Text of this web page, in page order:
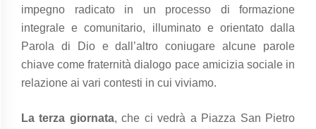
impegno radicato in un processo di formazione
integrale e comunitario, illuminato e orientato dalla
Parola di Dio e dall’altro coniugare alcune parole
chiave come fraternità dialogo pace amicizia sociale in
relazione ai vari contesti in cui viviamo.
La terza giornata, che ci vedrà a Piazza San Pietro